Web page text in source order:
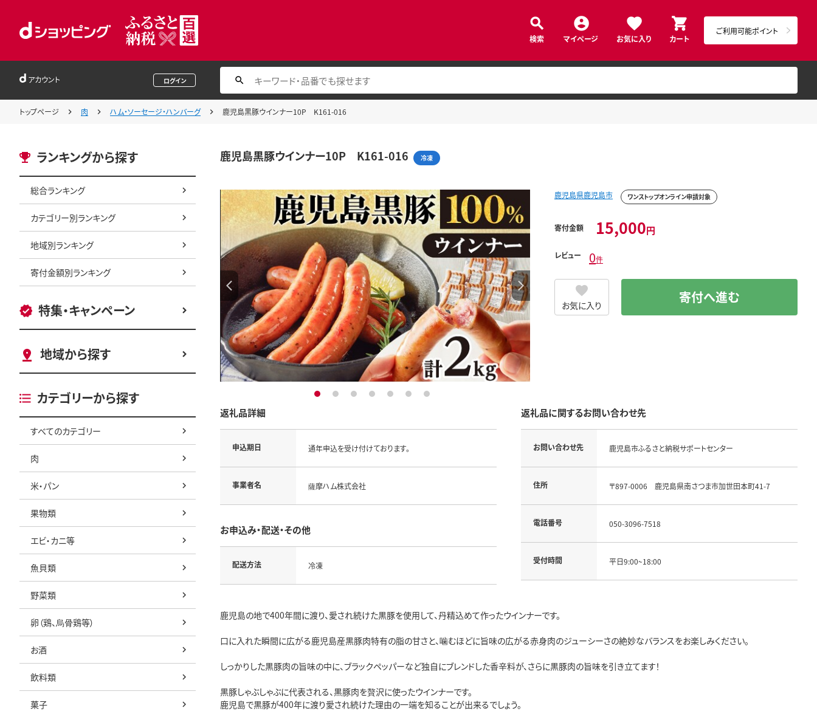
検索 マイページ お気に入り カート
ご利用可能ポイント
アカウント ログイン
トップページ 肉 ハム・ソーセージ・ハンバーグ 鹿児島黒豚ウインナー10P K161-016
ランキングから探す
総合ランキング
カテゴリー別ランキング
地域別ランキング
寄付金額別ランキング
特集・キャンペーン
地域から探す
カテゴリーから探す
すべてのカテゴリー
肉
米・パン
果物類
エビ・カニ等
魚貝類
野菜類
卵（鶏、烏骨鶏等）
お酒
飲料類
菓子
鹿児島黒豚ウインナー10P K161-016 冷凍
1 2 3 4 5 6 7
鹿児島県鹿児島市 ワンストップオンライン申請対象
寄付金額 15,000円
レビュー 0件
お気に入り 寄付へ進む
返礼品詳細
申込期日 通年申込を受け付けております。
事業者名 薩摩ハム株式会社
お申込み・配送・その他
配送方法 冷凍
返礼品に関するお問い合わせ先
お問い合わせ先 鹿児島市ふるさと納税サポートセンター
住所 〒897-0006 鹿児島県南さつま市加世田本町41-7
電話番号 050-3096-7518
受付時間 平日9:00~18:00
鹿児島の地で400年間に渡り、愛され続けた黒豚を使用して、丹精込めて作ったウインナーです。
口に入れた瞬間に広がる鹿児島産黒豚肉特有の脂の甘さと、噛むほどに旨味の広がる赤身肉のジューシーさの絶妙なバランスをお楽しみください。
しっかりした黒豚肉の旨味の中に、ブラックペッパーなど独自にブレンドした香辛料が、さらに黒豚肉の旨味を引き立てます！
黒豚しゃぶしゃぶに代表される、黒豚肉を贅沢に使ったウインナーです。
鹿児島で黒豚が400年に渡り愛され続けた理由の一端を知ることが出来るでしょう。